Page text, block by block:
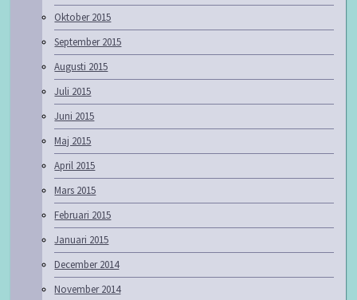
Oktober 2015
September 2015
Augusti 2015
Juli 2015
Juni 2015
Maj 2015
April 2015
Mars 2015
Februari 2015
Januari 2015
December 2014
November 2014